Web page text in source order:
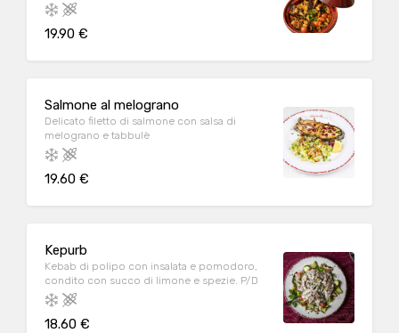
19.90 €
Salmone al melograno
Delicato filetto di salmone con salsa di
melograno e tabbulè
19.60 €
Kepurb
Kebab di polipo con insalata e pomodoro,
condito con succo di limone e spezie. P/D
18.60 €